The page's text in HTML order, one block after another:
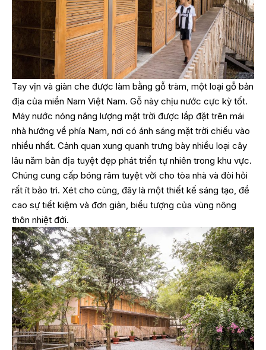
Tay vịn và giàn che được làm bằng gỗ tràm, một loại gỗ bản
địa của miền Nam Việt Nam. Gỗ này chịu nước cực kỳ tốt.
Máy nước nóng năng lượng mặt trời được lắp đặt trên mái
nhà hướng về phía Nam, nơi có ánh sáng mặt trời chiếu vào
nhiều nhất. Cảnh quan xung quanh trưng bày nhiều loại cây
lâu năm bản địa tuyệt đẹp phát triển tự nhiên trong khu vực.
Chúng cung cấp bóng râm tuyệt vời cho tòa nhà và đòi hỏi
rất ít bảo trì. Xét cho cùng, đây là một thiết kế sáng tạo, đề
cao sự tiết kiệm và đơn giản, biểu tượng của vùng nông
thôn nhiệt đới.